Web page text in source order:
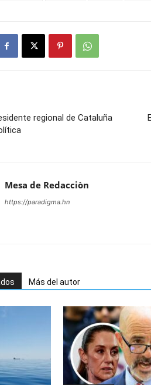
regional de Cataluña
Mesa de Redacciòn
https://paradigma.hn
Más del autor